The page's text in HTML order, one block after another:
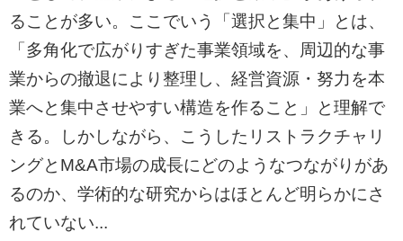
ることが多い。ここでいう「選択と集中」とは、
「多角化で広がりすぎた事業領域を、周辺的な事
業からの撤退により整理し、経営資源・努力を本
業へと集中させやすい構造を作ること」と理解で
きる。しかしながら、こうしたリストラクチャリ
ングとM&A市場の成長にどのようなつながりがあ
るのか、学術的な研究からはほとんど明らかにさ
れていない...